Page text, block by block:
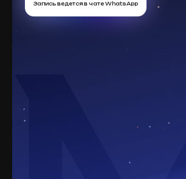
Запись ведется в чате WhatsApp